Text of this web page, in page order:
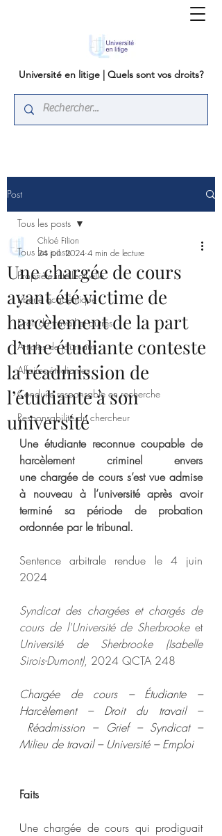
Université en litige | Quels sont vos droits?
Post
Tous les posts
Propriété intellectuelle
Liberté académique
Droit du travail et autres
Articles de journaux
Affaires étudiantes
Conduite responsable en recherche
Responsabilité du chercheur
Tous les posts
Une chargée de cours
ayant été victime de
harcèlement de la part
d’une étudiante conteste
la réadmission de
l’étudiante à son
université
Chloé Filion
24 juil. 2024 4 min de lecture
Une étudiante reconnue coupable de
harcèlement criminel envers
une chargée de cours s’est vue admise
à nouveau à l’université après avoir
terminé sa période de probation
ordonnée par le tribunal.
Sentence arbitrale rendue le 4 juin
2024
Syndicat des chargées et chargés de
cours de l'Université de Sherbrooke
et
Université de Sherbrooke (Isabelle
Sirois-Dumont), 2024 QCTA 248
Chargée de cours – Étudiante –
Harcèlement – Droit du travail –
Réadmission – Grief – Syndicat –
Milieu de travail – Université – Emploi
Faits
Une chargée de cours qui prodiguait